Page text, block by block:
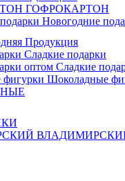
ГОФРОКАРТОН
Новогодние
Продукция
Сладкие подарки
Сладкие
Шоколадные